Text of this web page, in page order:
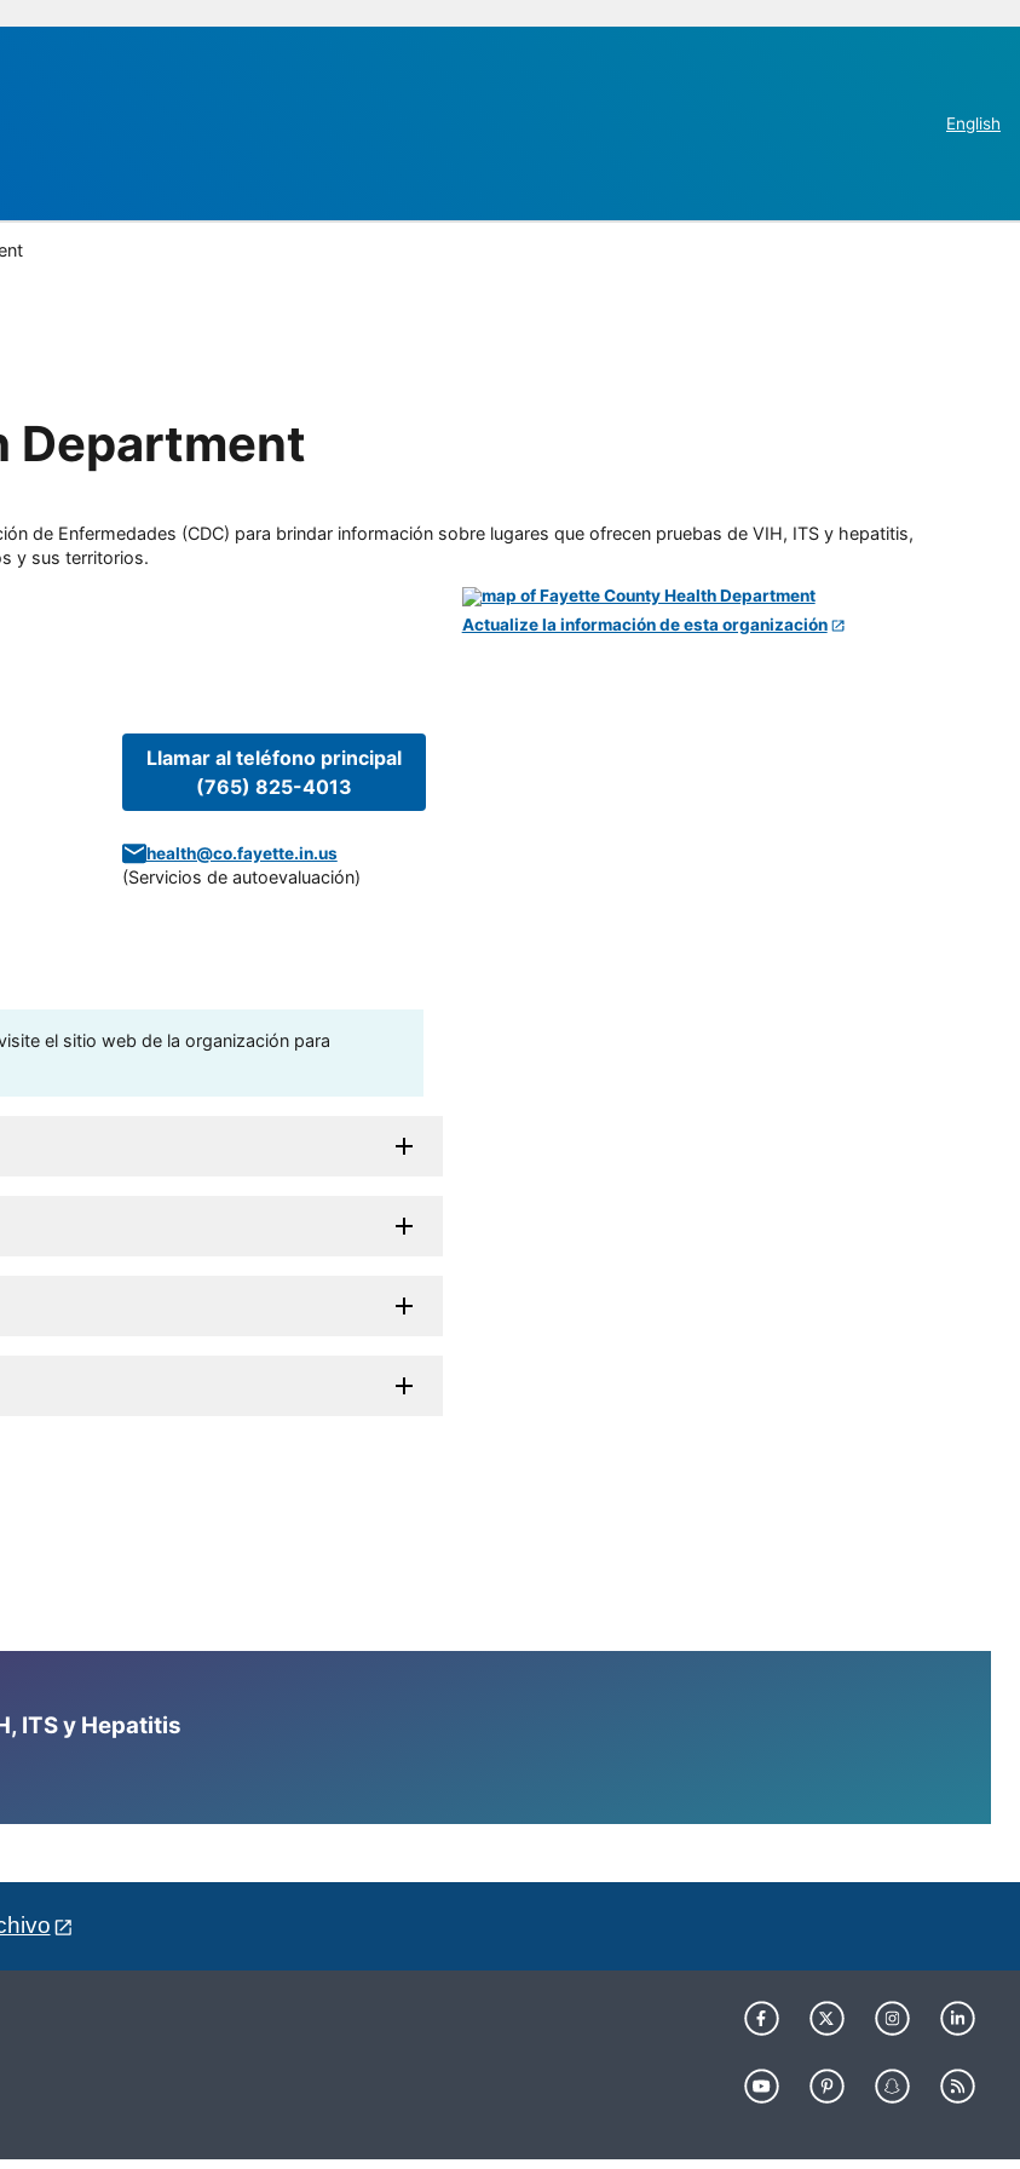
English
Department
de Enfermedades (CDC) para brindar información sobre lugares que ofrecen pruebas de VIH, ITS y hepatitis,
y sus territorios.
Llamar al teléfono principal
(765) 825-4013
health@co.fayette.in.us
(Servicios de autoevaluación)
el sitio web de la organización para
Actualize la información de esta organización
ITS y Hepatitis